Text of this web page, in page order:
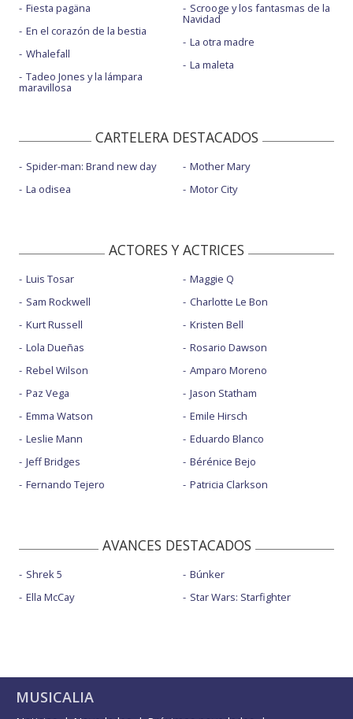
Fiesta pagäna
En el corazón de la bestia
Whalefall
Tadeo Jones y la lámpara
maravillosa
Scrooge y los fantasmas de la
Navidad
La otra madre
La maleta
CARTELERA DESTACADOS
Spider-man: Brand new day
La odisea
Mother Mary
Motor City
ACTORES Y ACTRICES
Luis Tosar
Sam Rockwell
Kurt Russell
Lola Dueñas
Rebel Wilson
Paz Vega
Emma Watson
Leslie Mann
Jeff Bridges
Fernando Tejero
Maggie Q
Charlotte Le Bon
Kristen Bell
Rosario Dawson
Amparo Moreno
Jason Statham
Emile Hirsch
Eduardo Blanco
Bérénice Bejo
Patricia Clarkson
AVANCES DESTACADOS
Shrek 5
Ella McCay
Búnker
Star Wars: Starfighter
MUSICALIA